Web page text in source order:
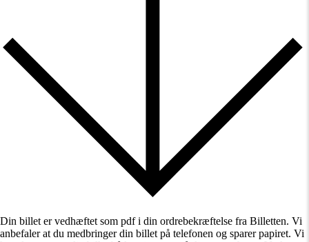
Din billet er vedhæftet som pdf i din ordrebekræftelse fra Billetten. Vi
anbefaler at du medbringer din billet på telefonen og sparer papiret. Vi